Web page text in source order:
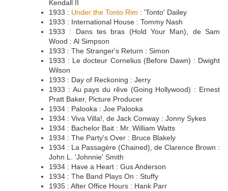
Kendall II
1933 : Under the Tonto Rim : 'Tonto' Dailey
1933 : International House : Tommy Nash
1933 : Dans tes bras (Hold Your Man), de Sam
Wood : Al Simpson
1933 : The Stranger's Return : Simon
1933 : Le docteur Cornelius (Before Dawn) : Dwight
Wilson
1933 : Day of Reckoning : Jerry
1933 : Au pays du rêve (Going Hollywood) : Ernest
Pratt Baker, Picture Producer
1934 : Palooka : Joe Palooka
1934 : Viva Villa!, de Jack Conway : Jonny Sykes
1934 : Bachelor Bait : Mr. William Watts
1934 : The Party's Over : Bruce Blakely
1934 : La Passagère (Chained), de Clarence Brown :
John L. 'Johnnie' Smith
1934 : Have a Heart : Gus Anderson
1934 : The Band Plays On : Stuffy
1935 : After Office Hours : Hank Parr